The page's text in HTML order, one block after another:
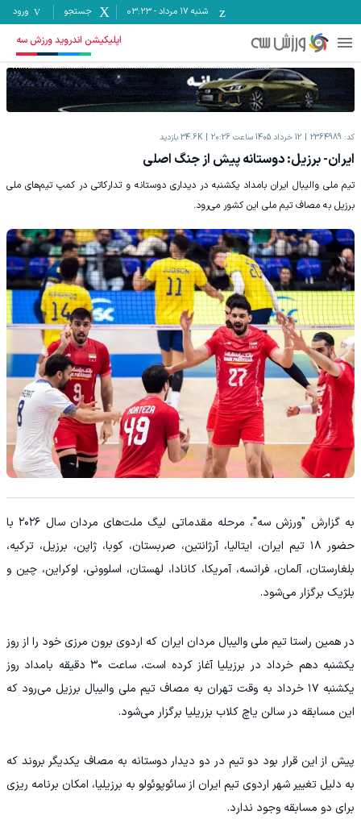
شنبه ۱۷ مرداد -
03:23 جستجو ورود
اپلیکیشن اندروید ورزش سه
کد: 2364989 12 خرداد 1405 ساعت 20:26 34.6K بازدید
ایران- برزیل: دوستانه پیش از جنگ اصلی
تیم ملی والیبال ایران بامداد یکشنبه در دیداری دوستانه و تدارکاتی در کمپ تیم‌های ملی
برزیل به مصاف تیم ملی این کشور می‌رود.
به گزارش "ورزش سه"، مرحله مقدماتی لیگ ملت‌های مردان سال ۲۰۲۶ با
حضور ۱۸ تیم ایران، ایتالیا، آرژانتین، صربستان، کوبا، ژاپن، برزیل، ترکیه،
بلغارستان، آلمان، فرانسه، آمریکا، کانادا، لهستان، اسلوونی، اوکراین، چین و
بلژیک برگزار می‌شود.
در همین راستا تیم ملی والیبال مردان ایران که اردوی برون مرزی خود را از روز
یکشنبه دهم خرداد در برزیلیا آغاز کرده است، ساعت ۳۰ دقیقه بامداد روز
یکشنبه ۱۷ خرداد به وقت تهران به مصاف تیم ملی والیبال برزیل می‌رود که
این مسابقه در سالن یاچ کلاب بزریلیا برگزار می‌شود.
پیش از این قرار بود دو تیم در دو دیدار دوستانه به مصاف یکدیگر بروند که
به دلیل تغییر شهر اردوی تیم ایران از سائوپوئولو به برزیلیا، امکان برنامه ریزی
برای دو مسابقه وجود ندارد.